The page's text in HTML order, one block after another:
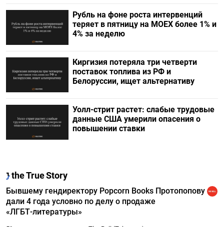
Рубль на фоне роста интервенций
теряет в пятницу на МОЕХ более 1% и
4% за неделю
Киргизия потеряла три четверти
поставок топлива из РФ и
Белоруссии, ищет альтернативу
Уолл-стрит растет: слабые трудовые
данные США умерили опасения о
повышении ставки